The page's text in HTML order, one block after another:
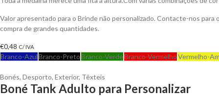
Valor apresentado para o Brinde não personalizado. Contacte-nos para
compra de grandes quantidades.
€0,48 C/ IVA
Branco-AzulBranco-PretoBranco-VerdeBranco-VermelhoVermelho-
Bonés, Desporto, Exterior, Têxteis
Boné Tank Adulto para Personalizar